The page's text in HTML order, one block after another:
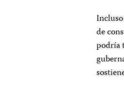
de
podría